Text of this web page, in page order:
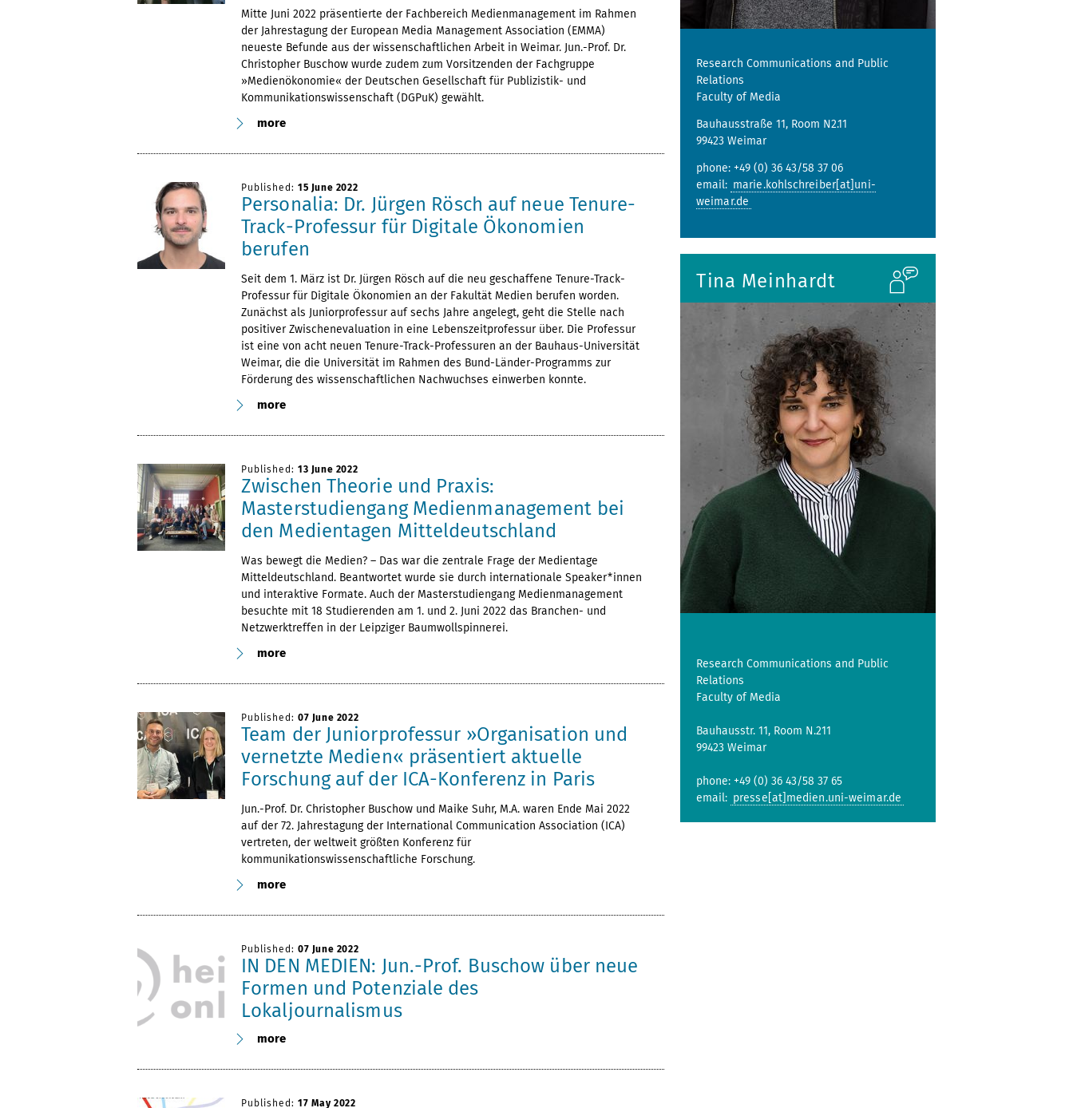
Mitte Juni 2022 präsentierte der Fachbereich Medienmanagement im Rahmen
der Jahrestagung der European Media Management Association (EMMA)
neueste Befunde aus der wissenschaftlichen Arbeit in Weimar. Jun.-Prof. Dr.
Christopher Buschow wurde zudem zum Vorsitzenden der Fachgruppe
»Medienökonomie« der Deutschen Gesellschaft für Publizistik- und
Kommunikationswissenschaft (DGPuK) gewählt.
more
Published: 15 June 2022
Personalia: Dr. Jürgen Rösch auf neue Tenure-
Track-Professur für Digitale Ökonomien
berufen
Seit dem 1. März ist Dr. Jürgen Rösch auf die neu geschaffene Tenure-Track-
Professur für Digitale Ökonomien an der Fakultät Medien berufen worden.
Zunächst als Juniorprofessur auf sechs Jahre angelegt, geht die Stelle nach
positiver Zwischenevaluation in eine Lebenszeitprofessur über. Die Professur
ist eine von acht neuen Tenure-Track-Professuren an der Bauhaus-Universität
Weimar, die die Universität im Rahmen des Bund-Länder-Programms zur
Förderung des wissenschaftlichen Nachwuchses einwerben konnte.
more
Published: 13 June 2022
Zwischen Theorie und Praxis:
Masterstudiengang Medienmanagement bei
den Medientagen Mitteldeutschland
Was bewegt die Medien? – Das war die zentrale Frage der Medientage
Mitteldeutschland. Beantwortet wurde sie durch internationale Speaker*innen
und interaktive Formate. Auch der Masterstudiengang Medienmanagement
besuchte mit 18 Studierenden am 1. und 2. Juni 2022 das Branchen- und
Netzwerktreffen in der Leipziger Baumwollspinnerei.
more
Published: 07 June 2022
Team der Juniorprofessur »Organisation und
vernetzte Medien« präsentiert aktuelle
Forschung auf der ICA-Konferenz in Paris
Jun.-Prof. Dr. Christopher Buschow und Maike Suhr, M.A. waren Ende Mai 2022
auf der 72. Jahrestagung der International Communication Association (ICA)
vertreten, der weltweit größten Konferenz für
kommunikationswissenschaftliche Forschung.
more
Published: 07 June 2022
IN DEN MEDIEN: Jun.-Prof. Buschow über neue
Formen und Potenziale des
Lokaljournalismus
more
Published: 17 May 2022
Research Communications and Public
Relations
Faculty of Media
Bauhausstraße 11, Room N2.11
99423 Weimar
phone: +49 (0) 36 43/58 37 06
email: marie.kohlschreiber[at]uni-
weimar.de
Tina Meinhardt
Research Communications and Public
Relations
Faculty of Media
Bauhausstr. 11, Room N.211
99423 Weimar
phone: +49 (0) 36 43/58 37 65
email: presse[at]medien.uni-weimar.de